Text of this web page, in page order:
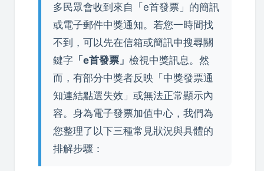
多民眾會收到來自「e首發票」的簡訊
或電子郵件中獎通知。若您一時間找
不到，可以先在信箱或簡訊中搜尋關
鍵字 「e首發票」 檢視中獎訊息。然
而，有部分中獎者反映「中獎發票通
知連結點選失效」或無法正常顯示內
容。身為電子發票加值中心，我們為
您整理了以下三種常見狀況與具體的
排解步驟：